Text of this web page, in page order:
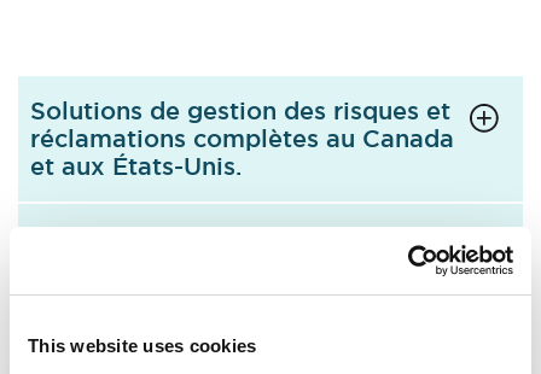
This website uses cookies
Solutions de gestion des risques et
réclamations complètes au Canada
et aux États-Unis.